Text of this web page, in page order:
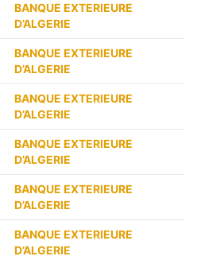
BANQUE EXTERIEURE
D’ALGERIE
BANQUE EXTERIEURE
D’ALGERIE
BANQUE EXTERIEURE
D’ALGERIE
BANQUE EXTERIEURE
D’ALGERIE
BANQUE EXTERIEURE
D’ALGERIE
BANQUE EXTERIEURE
D’ALGERIE